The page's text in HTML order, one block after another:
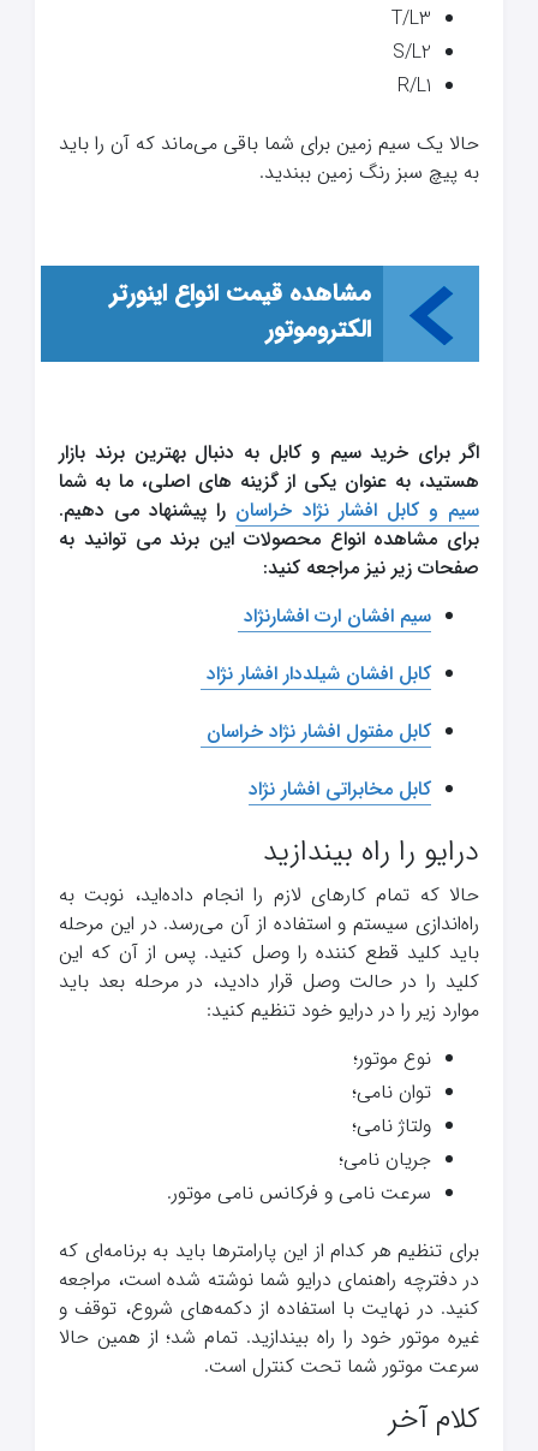
T/L3
S/L2
R/L1
حالا یک سیم زمین برای شما باقی می‌ماند که آن را باید
به پیچ سبز رنگ زمین ببندید.
مشاهده قیمت انواع اینورتر
الکتروموتور
اگر برای خرید سیم و کابل به دنبال بهترین برند بازار
هستید، به عنوان یکی از گزینه های اصلی، ما به شما
سیم و کابل افشار نژاد خراسانرا پیشنهاد می دهیم.
برای مشاهده انواع محصولات این برند می توانید به
صفحات زیر نیز مراجعه کنید:
سیم افشان ارت افشارنژاد
کابل افشان شیلددار افشار نژاد
کابل مفتول افشار نژاد خراسان
کابل مخابراتی افشار نژاد
درایو را راه بیندازید
حالا که تمام کارهای لازم را انجام داده‌اید، نوبت به
راه‌اندازی سیستم و استفاده از آن می‌رسد. در این مرحله
باید کلید قطع کننده را وصل کنید. پس از آن که این
کلید را در حالت وصل قرار دادید، در مرحله بعد باید
موارد زیر را در درایو خود تنظیم کنید:
نوع موتور؛
توان نامی؛
ولتاژ نامی؛
جریان نامی؛
سرعت نامی و فرکانس نامی موتور.
برای تنظیم هر کدام از این پارامترها باید به برنامه‌ای که
در دفترچه راهنمای درایو شما نوشته شده است، مراجعه
کنید. در نهایت با استفاده از دکمه‌های شروع، توقف و
غیره موتور خود را راه بیندازید. تمام شد؛ از همین حالا
سرعت موتور شما تحت کنترل است.
کلام آخر